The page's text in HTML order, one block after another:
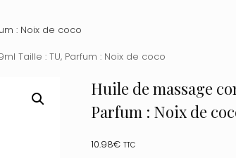
: Noix de coco
Taille : TU, Parfum : Noix de coco
Huile de massage
Parfum : Noix de
10.98€ TTC